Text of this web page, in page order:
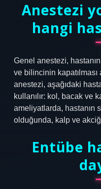
Anestezi
hangi
Genel anestezi,
ve bilincinin kapatılması
anestezi, aşağıdaki
kullanılır: kol, bacak ve
ameliyatlarda, hastanın
olduğunda, kalp ve
Entübe